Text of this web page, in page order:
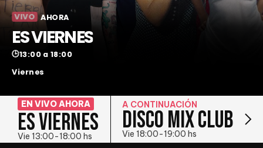
VIVO AHORA
ES VIERNES
🕒13:00 a 18:00
Viernes
EN VIVO AHORA
ES VIERNES
Vie 13:00-18:00 hs
A CONTINUACIÓN
DISCO MIX CLUB
Vie 18:00-19:00 hs